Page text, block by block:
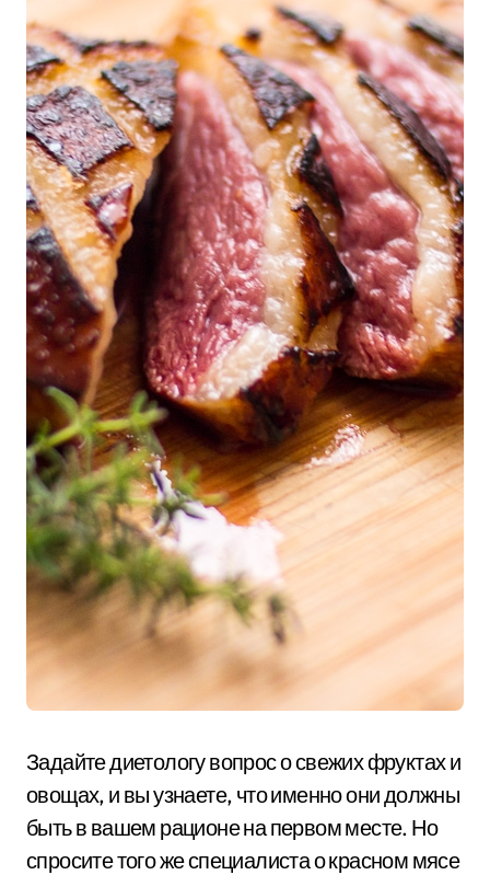
Задайте диетологу вопрос о свежих фруктах и
овощах, и вы узнаете, что именно они должны
быть в вашем рационе на первом месте. Но
спросите того же специалиста о красном мясе